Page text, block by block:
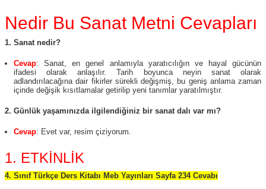
Nedir Bu Sanat Metni Cevapları
1. Sanat nedir?
Cevap: Sanat, en genel anlamıyla yaratıcılığın ve hayal gücünün
ifadesi olarak anlaşılır. Tarih boyunca neyin sanat olarak
adlandırılacağına dair fikirler sürekli değişmiş, bu geniş anlama zaman
içinde değişik kısıtlamalar getirilip yeni tanımlar yaratılmıştır.
2. Günlük yaşamınızda ilgilendiğiniz bir sanat dalı var mı?
Cevap: Evet var, resim çiziyorum.
1. ETKİNLİK
4. Sınıf Türkçe Ders Kitabı Meb Yayınları Sayfa 234 Cevabı